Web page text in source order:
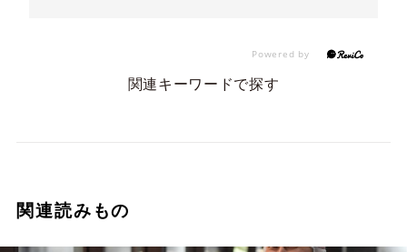
関連キーワードで探す
関連読みもの